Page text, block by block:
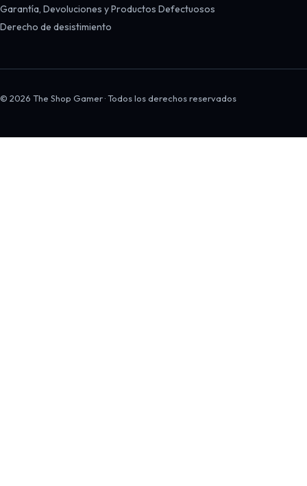
Garantía, Devoluciones y Productos Defectuosos
Derecho de desistimiento
© 2026 The Shop Gamer · Todos los derechos reservados